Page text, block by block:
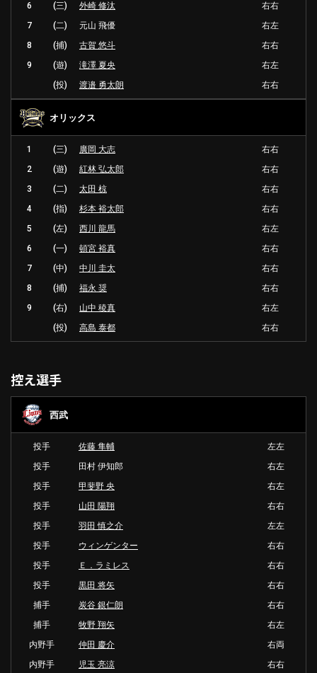
6
(三) 外崎 修汰
右右
7
(二) 元山 飛優
右左
8
(捕) 古賀 悠斗
右右
9
(遊) 滝澤 夏央
右左
(投)
渡邉 勇太朗 右右
オリックス
1 (三) 廣岡 大志
右右
2
(遊) 紅林 弘太郎
右右
3
(二) 太田 椋
右右
4
(指) 杉本 裕太郎
右右
5
(左) 西川 龍馬
右左
6
(一) 頓宮 裕真
右右
7
(中) 中川 圭太
右右
8
(捕) 福永 奨
右右
9
(右) 山中 稜真
右左
(投)
高島 泰都 右右
控え選手
西武
投手 佐藤 隼輔
左左
投手
田村 伊知郎
右左
投手
甲斐野 央
右左
投手
山田 陽翔
右右
投手
羽田 慎之介
左左
投手
ウィンゲンター
右右
投手
Ｅ．ラミレス
右右
投手
黒田 将矢
右右
捕手
炭谷 銀仁朗
右右
捕手
牧野 翔矢
右左
内野手
仲田 慶介
右両
内野手
児玉 亮涼
右右